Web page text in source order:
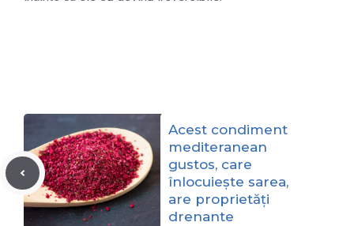
Acest condiment
mediteranean
gustos, care
înlocuiește sarea,
are proprietăți
drenante